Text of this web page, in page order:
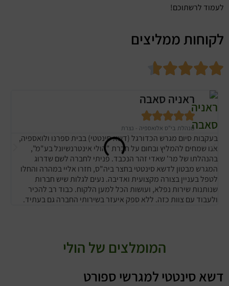
לעמוד לרשתוכם!
לקוחות ממליצים





ראניה סאבה





מנהלת בי"ס אלואספיה - נצרת
בעקבות סיום מגרש הכדורגל (דשא סינטטי) בבית ספרנו ולואספיה,
אנו שמחים להמליץ ובחום על חברת "הולי אינטרנשיונל בע"מ",
בהנהלתו של מר' שאדי זהר הנכבד. פניתי לחברה לשם שדרוג
המגרש מבטון לדשא סינטטי בחצר ביה"ס, חזרו אליי במהרה והחלו
לטפל בעניין בצורה מקצועית ואדיבה. נעים לגלות שיש חברות
שנותנות שירות נפלא, ועושות הכל למען הלקוח. כבוד רב להכיר
ולעבוד עם צוות כזה. ללא ספק איעזר בשירותי החברה גם בעתיד.
המומלצים של הולי
דשא סינטטי למגרשי ספורט